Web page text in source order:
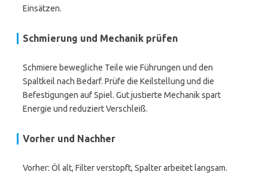
Einsätzen.
Schmierung und Mechanik prüfen
Schmiere bewegliche Teile wie Führungen und den
Spaltkeil nach Bedarf. Prüfe die Keilstellung und die
Befestigungen auf Spiel. Gut justierte Mechanik spart
Energie und reduziert Verschleiß.
Vorher und Nachher
Vorher: Öl alt, Filter verstopft, Spalter arbeitet langsam.